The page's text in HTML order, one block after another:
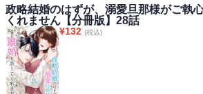
政略結婚のはずが、溺愛旦那様がご執
くれません【分冊版】28話
¥132 (税込)